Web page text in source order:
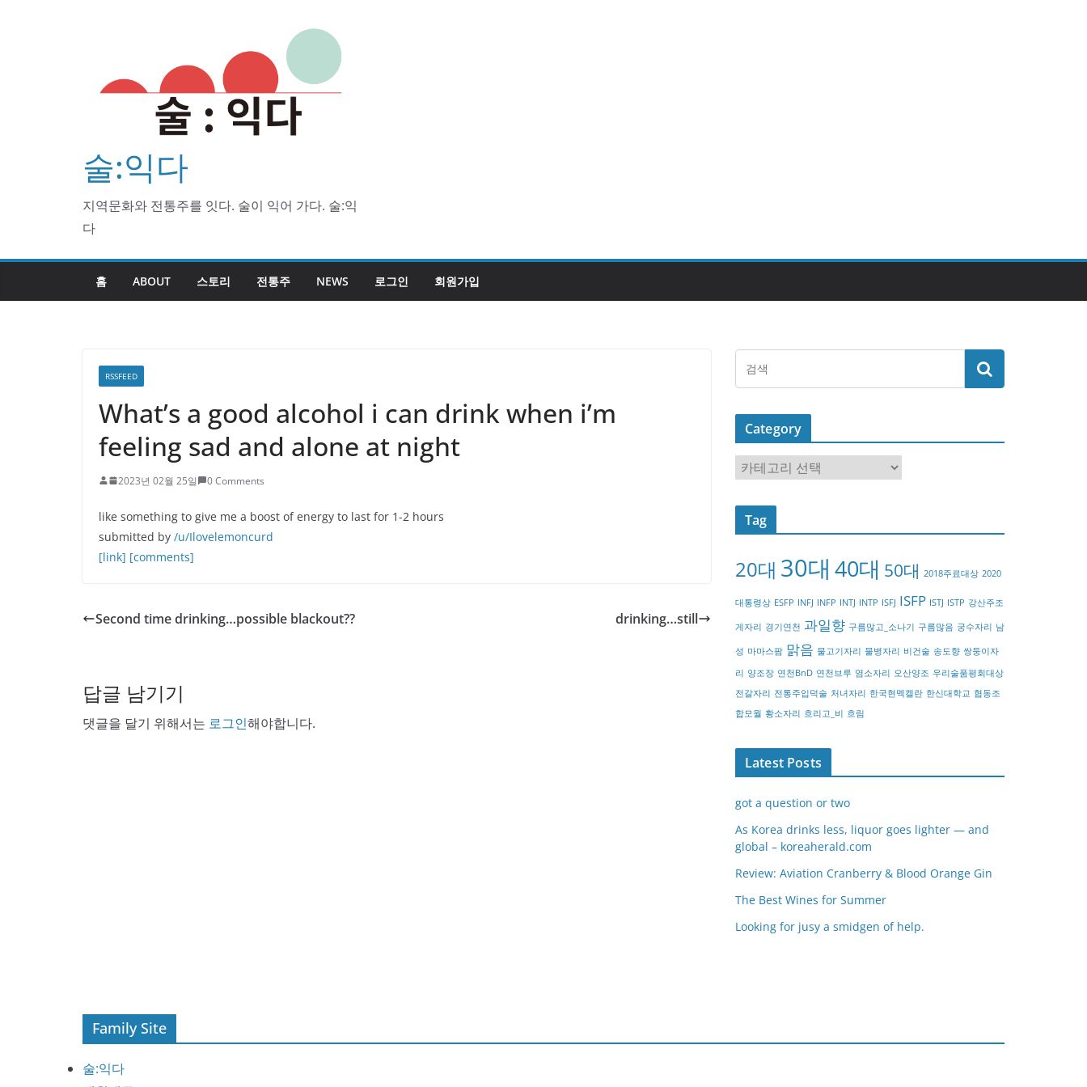
술:익다
지역문화와 전통주를 잇다. 술이 익어 가다. 술:익
다
홈 ABOUT 스토리 전통주 NEWS 로그인 회원가입
RSSFEED
What’s a good alcohol i can drink when i’m
feeling sad and alone at night
2023년 02월 25일 0 Comments
like something to give me a boost of energy to last for 1-2 hours
submitted by /u/Ilovelemoncurd
[link] [comments]
Second time drinking…possible blackout?? drinking…still
답글 남기기
댓글을 달기 위해서는 로그인해야합니다.
Category
a
t
o
y
Tag
20대 30대 40대 50대 2018주료대상 2020
대통령상 ESFP INFJ INFP INTJ INTP ISFJ ISFP ISTJ ISTP 강산주조
게자리 경기연천 과일향 구름많고_소나기 구름많음 궁수자리 남
성 마마스팜 맑음 물고기자리 물병자리 비건술 송도향 쌍둥이자
리 양조장 연천BnD 연천브루 염소자리 오산양조 우리술품평회대상
전갈자리 전통주입덕술 처녀자리 한국현멕켈란 한신대학교 협동조
합모월 황소자리 흐리고_비 흐림
Latest Posts
got a question or two
As Korea drinks less, liquor goes lighter — and
global – koreaherald.com
Review: Aviation Cranberry & Blood Orange Gin
The Best Wines for Summer
Looking for jusy a smidgen of help.
Family Site
술:익다